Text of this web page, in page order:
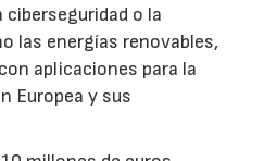
o la
las energías renovables,
aplicaciones para la
Europea y sus